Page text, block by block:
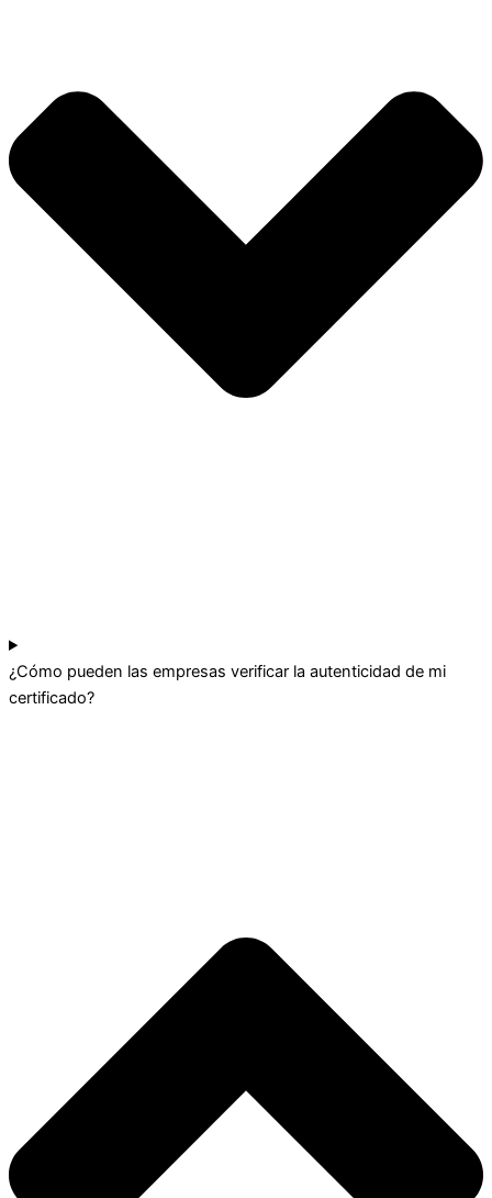
¿Cómo pueden las empresas verificar la autenticidad de mi
certificado?